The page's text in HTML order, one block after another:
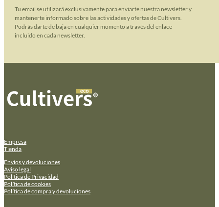
Tu email se utilizará exclusivamente para enviarte nuestra newsletter y
mantenerte informado sobre las actividades y ofertas de Cultivers.
Podrás darte de baja en cualquier momento a través del enlace
incluido en cada newsletter.
Empresa
Tienda
Envíos y devoluciones
Aviso legal
Política de Privacidad
Política de cookies
Política de compra y devoluciones